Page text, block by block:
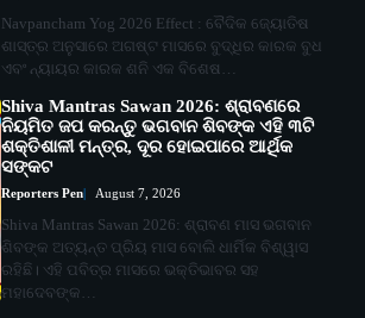
Navpancham Yog 2026 Effect : ବୈଦିକ ଜ୍ୟୋତିଷ
ଶାସ୍ତ୍ର ଅନୁସାରେ ଅଗଷ୍ଟ ମାସରେ ବୁଦ୍ଧିର କାରକ ବୁଧ
ଏବଂ ନ୍ୟାୟର କାରକ ଶନି ଏକ ବିଶେଷ…
Shiva Mantras Sawan 2026: ଶ୍ରାବଣରେ
ନିୟମିତ ଜପ କରନ୍ତୁ ଭଗବାନ ଶିବଙ୍କ ଏହି ୩ଟି
ଶକ୍ତିଶାଳୀ ମନ୍ତ୍ର, ଦୂର ହୋଇପାରେ ଆର୍ଥିକ
ସଙ୍କଟ
Reporters Pen August 7, 2026
Shiva Mantras Sawan 2026: ଶ୍ରାବଣ ମାସ ଭଗବାନ
ଶିବଙ୍କ ଅତ୍ୟନ୍ତ ପ୍ରିୟ ମାସ ବୋଲି ଧାର୍ମିକ ବିଶ୍ୱାସ
ରହିଛି। ଏହି ପବିତ୍ର ମାସରେ ଭକ୍ତିଭାବର ସହ
ମହାଦେବଙ୍କ…